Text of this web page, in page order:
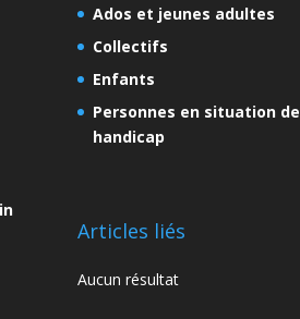
Ados et jeunes adultes
Collectifs
Enfants
Personnes en situation de
handicap
Articles liés
Aucun résultat